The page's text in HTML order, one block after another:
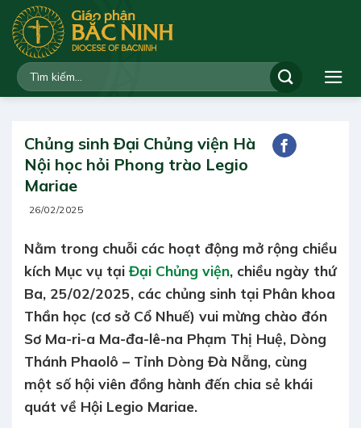
qua
dung
Chủng sinh Đại Chủng viện Hà
Nội học hỏi Phong trào Legio
Mariae
26/02/2025
Nằm trong chuỗi các hoạt động mở rộng chiều
kích Mục vụ tạiĐại Chủng viện, chiều ngày thứ
Ba, 25/02/2025, các chủng sinh tại Phân khoa
Thần học (cơ sở Cổ Nhuế) vui mừng chào đón
Sơ Ma-ri-a Ma-đa-lê-na Phạm Thị Huệ, Dòng
Thánh Phaolô – Tỉnh Dòng Đà Nẵng, cùng
một số hội viên đồng hành đến chia sẻ khái
quát về Hội Legio Mariae.